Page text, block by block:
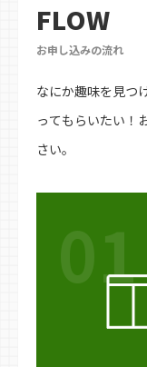
FLOW
お申し込みの流れ
なにか趣味を見つ
ってもらいたい！
さい。
01